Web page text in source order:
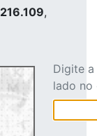
,
Digite
lado no